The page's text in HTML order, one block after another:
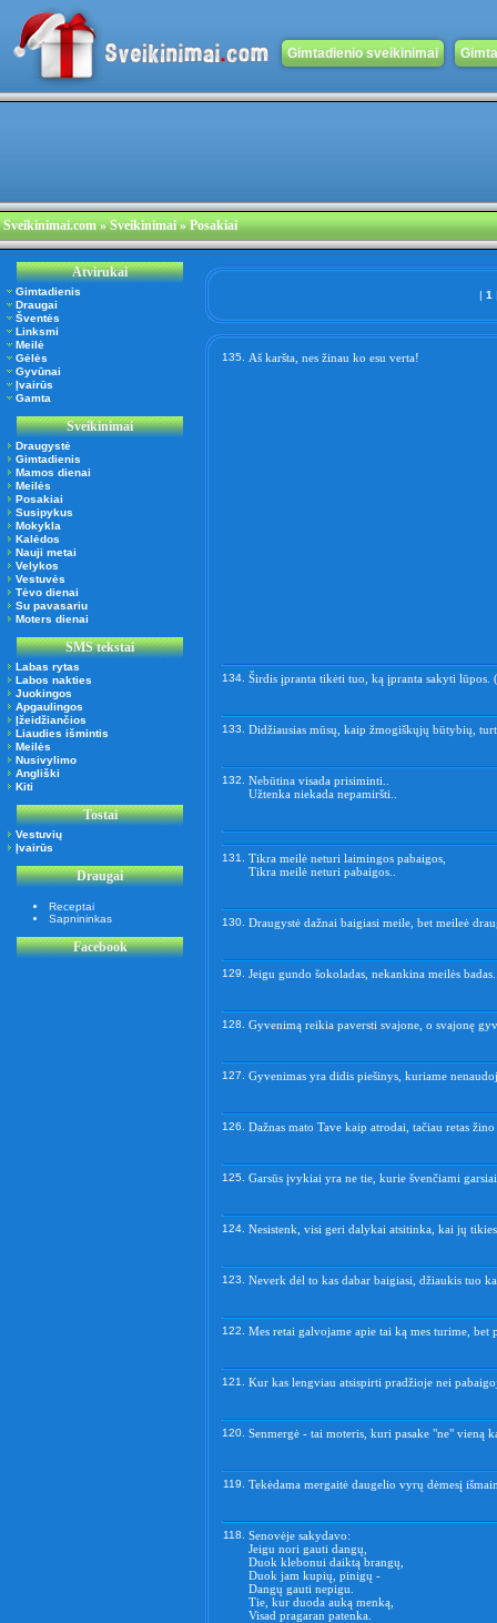
Gimtadienio sveikinimai
Sveikinimai.com» Sveikinimai » Posakiai
Atvirukai
Gimtadienis
Draugai
Šventės
Linksmi
Meilė
Gėlės
Gyvūnai
Įvairūs
Gamta
Sveikinimai
Draugystė
Gimtadienis
Mamos dienai
Meilės
Posakiai
Susipykus
Mokykla
Kalėdos
Nauji metai
Velykos
Vestuvės
Tėvo dienai
Su pavasariu
Moters dienai
SMS tekstai
Labas rytas
Labos nakties
Juokingos
Apgaulingos
Įžeidžiančios
Liaudies išmintis
Meilės
Nusivylimo
Angliški
Kiti
Tostai
Vestuvių
Įvairūs
Draugai
Receptai
Sapnininkas
Facebook
| 1
135. Aš karšta, nes žinau ko esu verta!
134. Širdis įpranta tikėti tuo, ką įpranta sakyti lūpos.
133. Didžiausias mūsų, kaip žmogiškųjų būtybių,
132. Nebūtina visada prisiminti..
Užtenka niekada nepamiršti..
131. Tikra meilė neturi laimingos pabaigos,
Tikra meilė neturi pabaigos..
130. Draugystė dažnai baigiasi meile, bet meileė
129. Jeigu gundo šokoladas, nekankina meilės
128. Gyvenimą reikia paversti svajone, o svajonę
127. Gyvenimas yra didis piešinys, kuriame
126. Dažnas mato Tave kaip atrodai, tačiau retas
125. Garsūs įvykiai yra ne tie, kurie švenčiami
124. Nesistenk, visi geri dalykai atsitinka, kai jų
123. Neverk dėl to kas dabar baigiasi, džiaukis tuo
122. Mes retai galvojame apie tai ką mes turime, bet
121. Kur kas lengviau atsispirti pradžioje nei
120. Senmergė - tai moteris, kuri pasake "ne" vieną
119. Tekėdama mergaitė daugelio vyrų dėmesį
118. Senovėje sakydavo:
Jeigu nori gauti dangų,
Duok klebonui daiktą brangų,
Duok jam kupių, pinigų -
Dangų gauti nepigu.
Tie, kur duoda auką menką,
Visad pragaran patenka.